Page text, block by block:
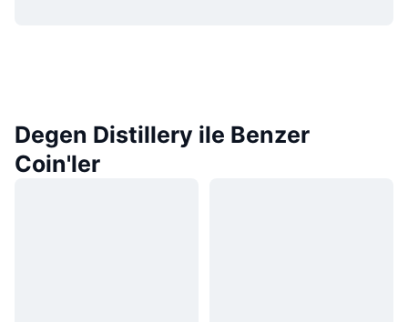
Degen Distillery ile Benzer
Coin'ler